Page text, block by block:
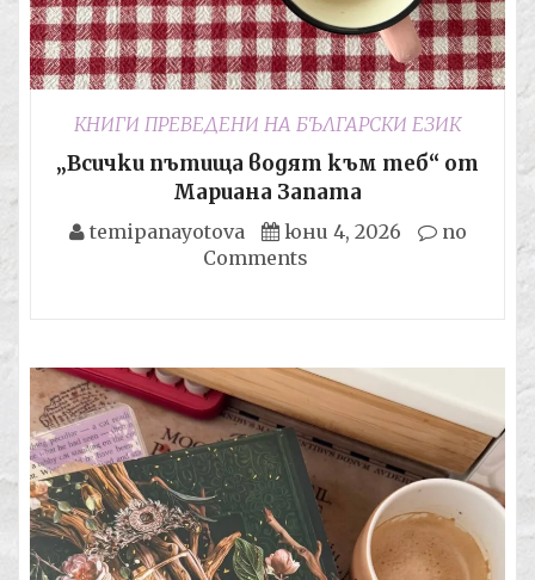
КНИГИ ПРЕВЕДЕНИ НА БЪЛГАРСКИ ЕЗИК
„Всички пътища водят към теб“ от
Мариана Запата
temipanayotova юни 4, 2026
no
Comments